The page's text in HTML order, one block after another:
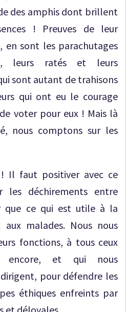
des amphis dont brillent
! Preuves de leur
en sont les parachutages
leurs ratés et leurs
sont autant de trahisons
qui ont eu le courage
voter pour eux ! Mais là
nous comptons sur les
! Il faut positiver avec ce
les déchirements entre
que ce qui est utile à la
malades. Nous nous
fonctions, à tous ceux
encore, et qui nous
pour défendre les
éthiques enfreints par